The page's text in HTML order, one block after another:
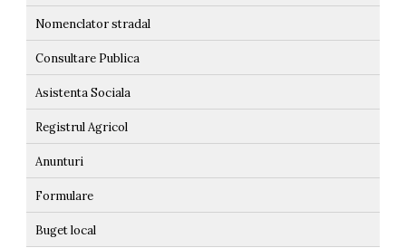
Nomenclator stradal
Consultare Publica
Asistenta Sociala
Registrul Agricol
Anunturi
Formulare
Buget local